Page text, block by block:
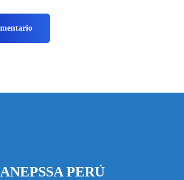
ANEPSSA PERÚ